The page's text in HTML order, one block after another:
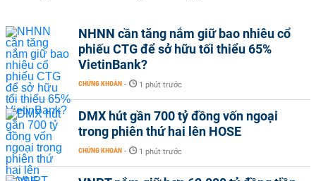
NHNN cần tăng nắm giữ bao nhiêu cổ
phiếu CTG để sở hữu tối thiểu 65%
VietinBank?
CHỨNG KHOÁN - 1 phút trước
DMX hút gần 700 tỷ đồng vốn ngoại
trong phiên thứ hai lên HOSE
CHỨNG KHOÁN - 1 phút trước